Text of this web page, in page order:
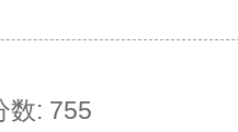
数: 755